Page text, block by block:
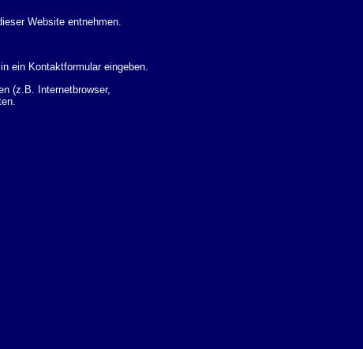
Website entnehmen.
ein Kontaktformular eingeben.
(z.B. Internetbrowser,